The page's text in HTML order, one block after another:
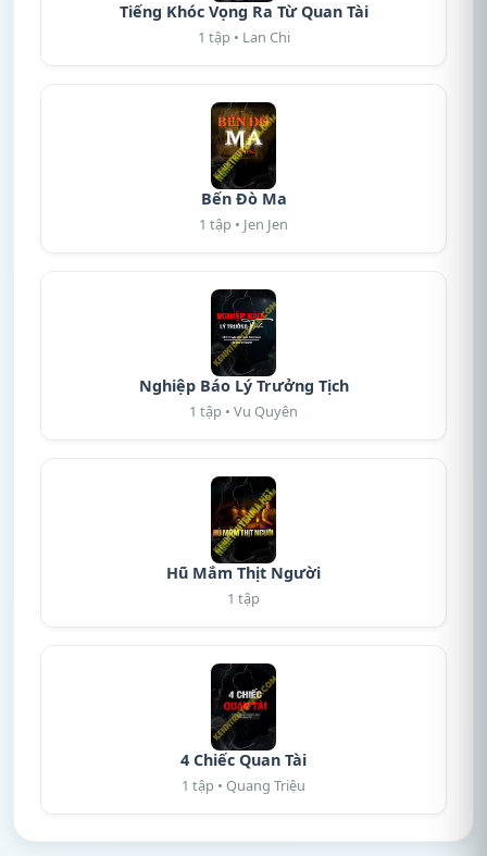
Tiếng Khóc Vọng Ra Từ Quan Tài
1 tập • Lan Chi
Bến Đò Ma
1 tập • Jen Jen
Nghiệp Báo Lý Trưởng Tịch
1 tập • Vu Quyên
Hũ Mắm Thịt Người
1 tập
4 Chiếc Quan Tài
1 tập • Quang Triệu